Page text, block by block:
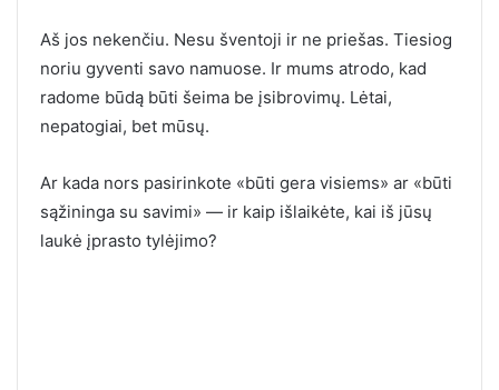
Aš jos nekenčiu. Nesu šventoji ir ne priešas. Tiesiog
noriu gyventi savo namuose. Ir mums atrodo, kad
radome būdą būti šeima be įsibrovimų. Lėtai,
nepatogiai, bet mūsų.
Ar kada nors pasirinkote «būti gera visiems» ar «būti
sąžininga su savimi» — ir kaip išlaikėte, kai iš jūsų
laukė įprasto tylėjimo?